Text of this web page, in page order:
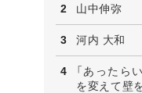
山中伸弥
河内 大和
「あったら
を変えて壁